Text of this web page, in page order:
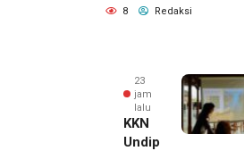
8 Redaksi
23
jam
lalu
KKN
Undip